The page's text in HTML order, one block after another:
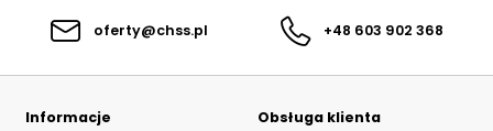
oferty@chss.pl +48 603 902 368
Informacje
Obsługa klienta